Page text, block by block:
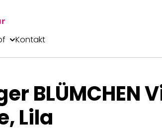
Kontakt
BLÜMCHEN
Lila